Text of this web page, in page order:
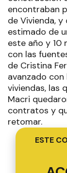
encontraban
de Vivienda,
estimado de
este año y 10
con las
de Cristina
avanzado
viviendas, las
Macri
contratos y
retomar.
ESTE